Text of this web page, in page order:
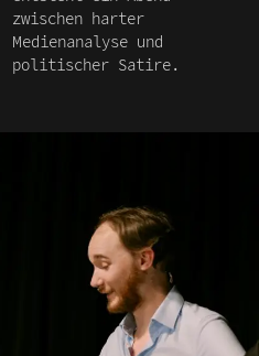
zwischen harter
Medienanalyse und
politischer Satire.